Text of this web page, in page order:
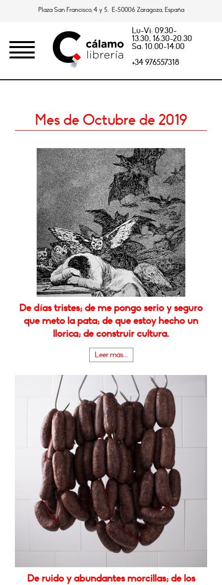
Plaza San Francisco, 4 y 5. E-50006 Zaragoza, España
Lu-Vi: 09.30-
13.30, 16.30-20.30
Sa: 10.00-14.00
+34 976557318
Mes de Octubre de 2019
De días tristes; de me pongo serio y seguro
que meto la pata; de que estoy hecho un
llorica; de construir cultura.
Leer más...
De ruido y abundantes morcillas; de los